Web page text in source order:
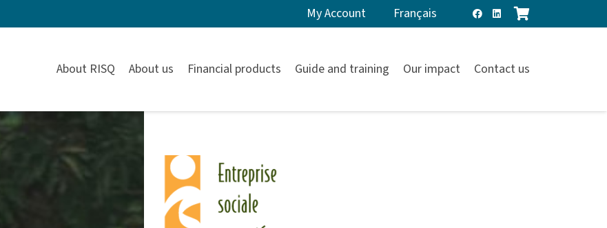
My Account Français
About RISQ About us Financial products Guide and training Our impact Contact us